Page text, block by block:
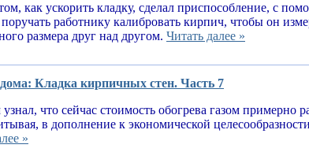
как ускорить кладку, сделал приспособление, с
работнику калибровать кирпич, чтобы он
размера друг над другом. Читать далее »
Кладка кирпичных стен. Часть 7
что сейчас стоимость обогрева газом примерно
в дополнение к экономической
»